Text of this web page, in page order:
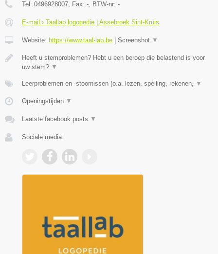
Tel: 0496928007, Fax: -, BTW-nr: -
E-mail › Taallab logopedie | Assebroek Sint-Kruis
Website: https://www.taal-lab.be Screenshot ▼
Heeft u stemproblemen? Hebt u een beroep die belastend is voor
uw stem? ▼
Leerproblemen en -stoornissen (o.a. lezen, spelling, rekenen, ▼
Openingstijden ▼
Laatste facebook posts ▼
Sociale media: